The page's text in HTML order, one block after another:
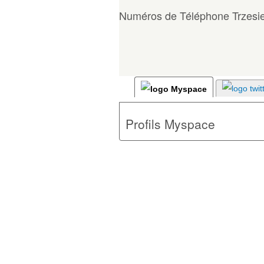
Numéros de Téléphone
Profils Myspace